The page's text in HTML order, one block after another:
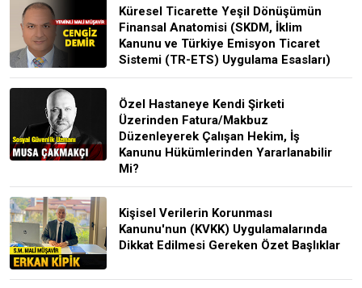
Küresel Ticarette Yeşil Dönüşümün
Finansal Anatomisi (SKDM, İklim
Kanunu ve Türkiye Emisyon Ticaret
Sistemi (TR-ETS) Uygulama Esasları)
Özel Hastaneye Kendi Şirketi
Üzerinden Fatura/Makbuz
Düzenleyerek Çalışan Hekim, İş
Kanunu Hükümlerinden Yararlanabilir
Mi?
Kişisel Verilerin Korunması
Kanunu'nun (KVKK) Uygulamalarında
Dikkat Edilmesi Gereken Özet Başlıklar